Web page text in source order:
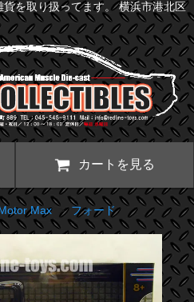
を取り扱ってます。 横浜市港北区
カートを見る
Max >フォード